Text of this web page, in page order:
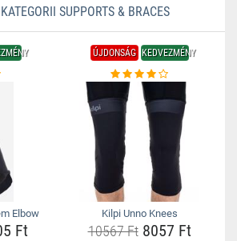
SUPPORTS & BRACES
Elbow
Ft
ÚJDONSÁG KEDVEZMÉNY
Kilpi Unno Knees
10567 Ft8057 Ft